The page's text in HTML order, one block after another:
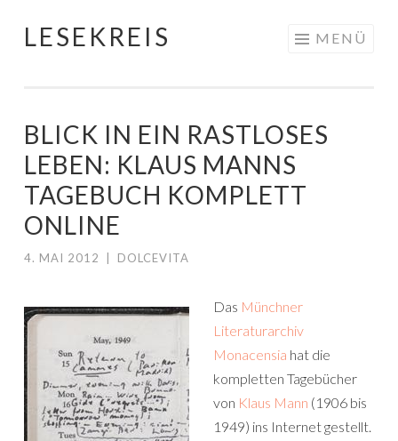
Springe
LESEKREIS MENÜ
BLICK IN EIN RASTLOSES
LEBEN: KLAUS MANNS
TAGEBUCH KOMPLETT
ONLINE
4. MAI 2012 DOLCEVITA
Das Münchner
Literaturarchiv
Monacensia hat die
kompletten Tagebücher
von Klaus Mann (1906 bis
1949) ins Internet gestellt.